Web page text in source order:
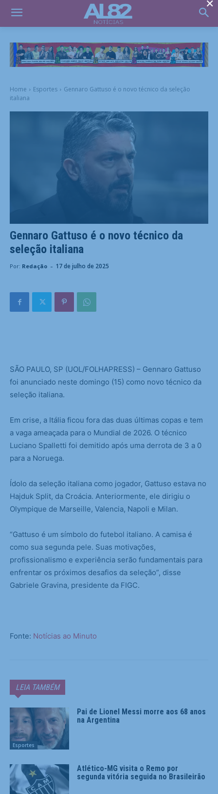
Home Esportes
Gennaro Gattuso é o novo técnico da seleção
italiana
Gennaro Gattuso é o novo técnico da
seleção italiana
Por: Redação - 17 de julho de 2025
SÃO PAULO, SP (UOL/FOLHAPRESS) – Gennaro Gattuso
foi anunciado neste domingo (15) como novo técnico da
seleção italiana.
Em crise, a Itália ficou fora das duas últimas copas e tem
a vaga ameaçada para o Mundial de 2026. O técnico
Luciano Spalletti foi demitido após uma derrota de 3 a 0
para a Noruega.
Ídolo da seleção italiana como jogador, Gattuso estava no
Hajduk Split, da Croácia. Anteriormente, ele dirigiu o
Olympique de Marseille, Valencia, Napoli e Milan.
“Gattuso é um símbolo do futebol italiano. A camisa é
como sua segunda pele. Suas motivações,
profissionalismo e experiência serão fundamentais para
enfrentar os próximos desafios da seleção”, disse
Gabriele Gravina, presidente da FIGC.
Fonte: Notícias ao Minuto
LEIA TAMBÉM
Esportes
Pai de Lionel Messi morre aos 68 anos
na Argentina
Atlético-MG visita o Remo por
segunda vitória seguida no Brasileirão